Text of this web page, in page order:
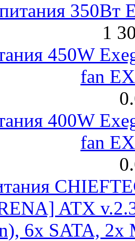
350Вт
1
450W
fan
400W
fan
ATX
6x SATA, 2x